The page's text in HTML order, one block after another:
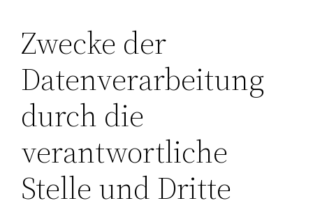
Zwecke der
Datenverarbeitung
durch die
verantwortliche
Stelle und Dritte